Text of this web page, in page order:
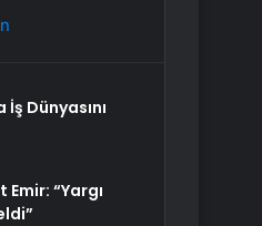
Dünyasını
“Yargı